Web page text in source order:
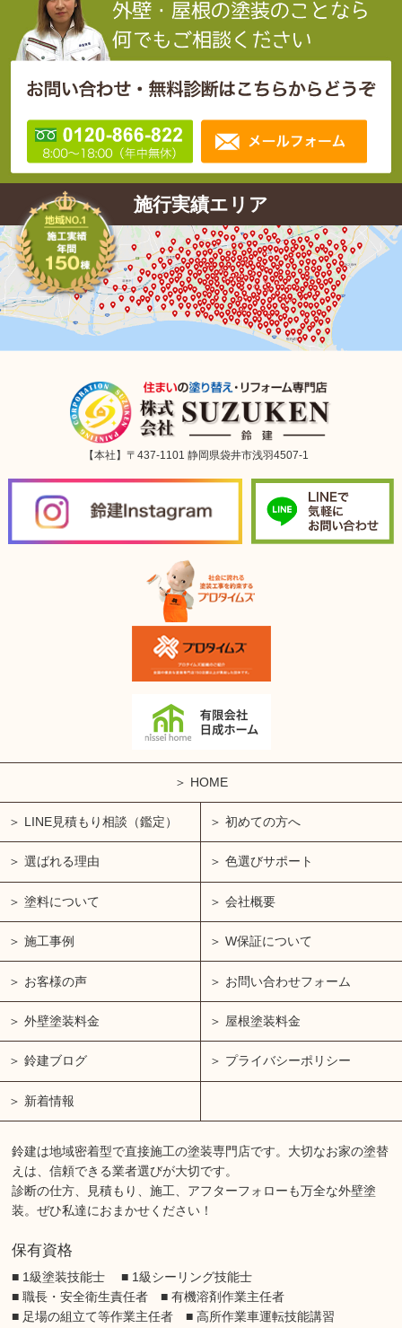
施行実績エリア
【本社】〒437-1101 静岡県袋井市浅羽4507-1
HOME
LINE見積もり相談（鑑定） 初めての方へ
選ばれる理由 色選びサポート
塗料について 会社概要
施工事例 W保証について
お客様の声 お問い合わせフォーム
外壁塗装料金 屋根塗装料金
鈴建ブログ プライバシーポリシー
新着情報
鈴建は地域密着型で直接施工の塗装専門店です。大切なお家の塗替
えは、信頼できる業者選びが大切です。
診断の仕方、見積もり、施工、アフターフォローも万全な外壁塗
装。ぜひ私達におまかせください！
保有資格
■ 1級塗装技能士 ■ 1級シーリング技能士
■ 職長・安全衛生責任者 ■ 有機溶剤作業主任者
■ 足場の組立て等作業主任者 ■ 高所作業車運転技能講習